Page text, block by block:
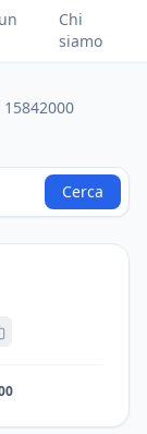
Chi
siamo
15842000
Cerca